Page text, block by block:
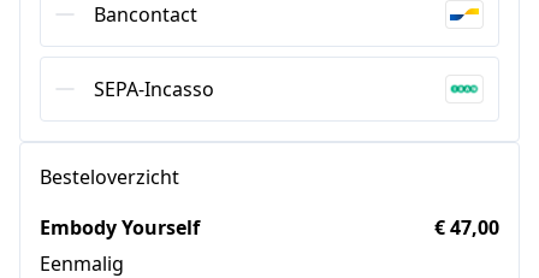
Bancontact
SEPA-Incasso
Besteloverzicht
Embody Yourself
Eenmalig
€ 47,00